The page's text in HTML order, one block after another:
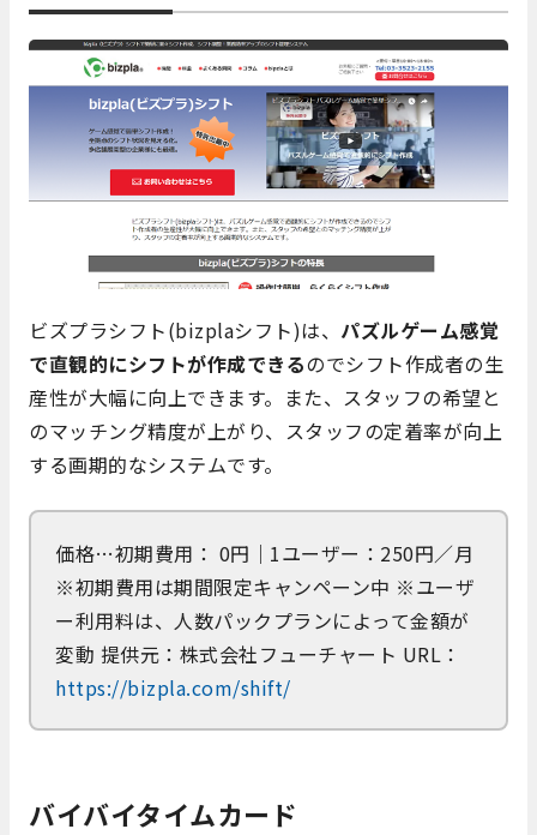
ビズプラシフト(bizplaシフト)は、 パズルゲーム感覚
で直観的にシフトが作成できるのでシフト作成者の生
産性が大幅に向上できます。また、スタッフの希望と
のマッチング精度が上がり、スタッフの定着率が向上
する画期的なシステムです。
価格…初期費用： 0円｜1ユーザー：250円／月
※初期費用は期間限定キャンペーン中 ※ユーザ
ー利用料は、人数パックプランによって金額が
変動 提供元：株式会社フューチャート URL：
https://bizpla.com/shift/
バイバイタイムカード